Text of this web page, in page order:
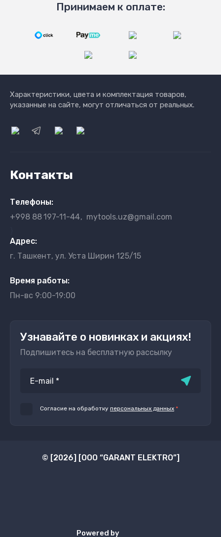
Принимаем к оплате:
Характеристики, цвета и комплектация товаров,
указанные на сайте, могут отличаться от реальных.
Контакты
Телефоны:
+998 88197-11-44
mytools.uz@gmail.com
Адрес:
г. Ташкент, ул. Уста Ширин 125/15
Время работы:
Пн-вс 9:00-19:00
Узнавайте о новинках и акциях!
Подпишитесь на бесплатную рассылку
Согласие на обработку персональных данных *
© [2026] [ООО “GARANT ELEKTRO”]
Powered by